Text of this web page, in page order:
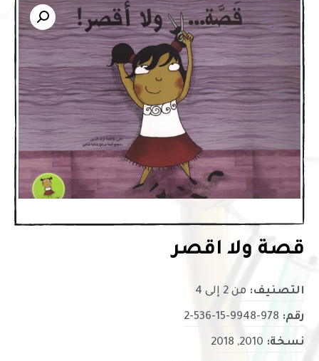
قصة ولا اقصر
التصنيف:من 2 إلى 4
رقم:978-9948-15-536-2
نسخة:2010, 2018